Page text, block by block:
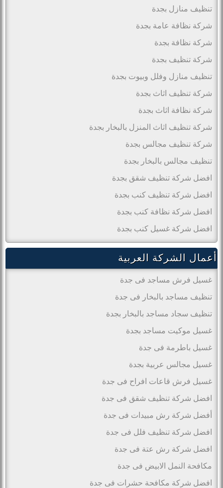
تنظيف منازل بجدة
شركة نظافة عامة بجدة
شركة نظافة بجدة
شركة تنظيف بجدة
تنظيف منازل وفلل وبيوت بجدة
شركة تنظيف اثاث بجدة
شركة نظافة اثاث بجدة
شركة تنظيف اثاث المنزل بالبخار بجدة
شركة تنظيف مجالس بجدة
تنظيف مجالس بالبخار بجدة
افضل شركة تنظيف شقق بجدة
افضل شركة تنظيف كنب بجدة
افضل شركة نظافة كنب بجدة
افضل شركة غسيل كنب بجدة
أعمال الشركة العربية
غسيل فرش مساجد فى جدة
تنظيف مساجد بالبخار فى جدة
تنظيف سجاد مساجد بالبخار بجدة
غسيل موكيت مساجد بجدة
غسيل باطرمة فى جدة
غسيل مجالس عربية بجدة
غسيل فرش قاعات افراح فى جدة
افضل شركة تنظيف شقق فى جدة
أفضل شركة رش مبيدات فى جدة
افضل شركة تنظيف فلل فى جدة
افضل شركة رش عتة فى جدة
مكافحة النمل الابيض فى جدة
افضل شركة مكافحة حشرات فى جدة